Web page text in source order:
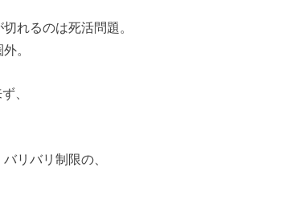
れるのは死活問題。
。
、
リバリ制限の、